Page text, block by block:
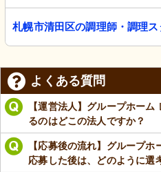
札幌市清田区の調理師・調理ス
よくある質問
【運営法人】グループホー
るのはどこの法人ですか？
【応募後の流れ】グループ
応募した後は、どのように選